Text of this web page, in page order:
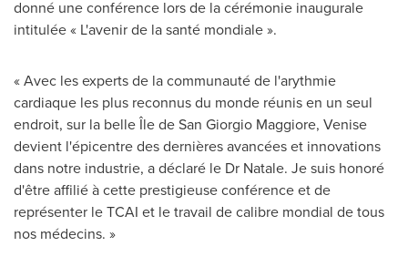
donné une conférence lors de la cérémonie inaugurale
intitulée « L'avenir de la santé mondiale ».
« Avec les experts de la communauté de l'arythmie
cardiaque les plus reconnus du monde réunis en un seul
endroit, sur la belle Île de San Giorgio Maggiore, Venise
devient l'épicentre des dernières avancées et innovations
dans notre industrie, a déclaré le Dr Natale. Je suis honoré
d'être affilié à cette prestigieuse conférence et de
représenter le TCAI et le travail de calibre mondial de tous
nos médecins. »